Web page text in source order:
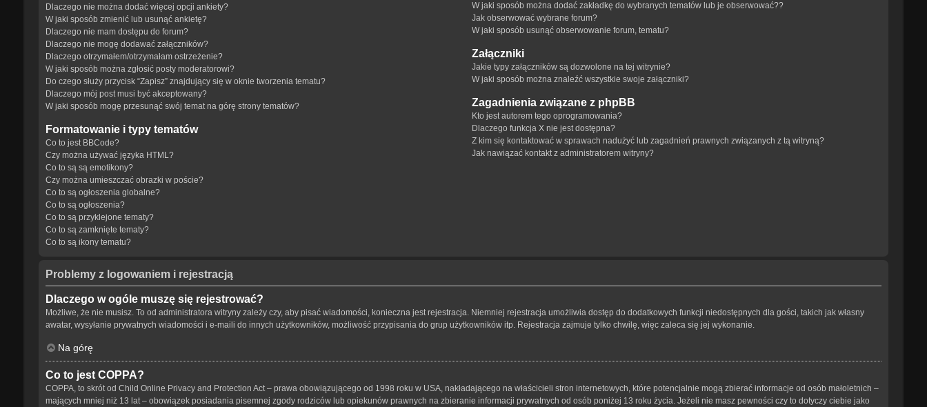
Dlaczego nie można dodać więcej opcji ankiety?
W jaki sposób zmienić lub usunąć ankietę?
Dlaczego nie mam dostępu do forum?
Dlaczego nie mogę dodawać załączników?
Dlaczego otrzymałem/otrzymałam ostrzeżenie?
W jaki sposób można zgłosić posty moderatorowi?
Do czego służy przycisk “Zapisz” znajdujący się w oknie tworzenia tematu?
Dlaczego mój post musi być akceptowany?
W jaki sposób mogę przesunąć swój temat na górę strony tematów?
Formatowanie i typy tematów
Co to jest BBCode?
Czy można używać języka HTML?
Co to są są emotikony?
Czy można umieszczać obrazki w poście?
Co to są ogłoszenia globalne?
Co to są ogłoszenia?
Co to są przyklejone tematy?
Co to są zamknięte tematy?
Co to są ikony tematu?
W jaki sposób można dodać zakładkę do wybranych tematów lub je obserwować??
Jak obserwować wybrane forum?
W jaki sposób usunąć obserwowanie forum, tematu?
Załączniki
Jakie typy załączników są dozwolone na tej witrynie?
W jaki sposób można znaleźć wszystkie swoje załączniki?
Zagadnienia związane z phpBB
Kto jest autorem tego oprogramowania?
Dlaczego funkcja X nie jest dostępna?
Z kim się kontaktować w sprawach nadużyć lub zagadnień prawnych związanych z tą witryną?
Jak nawiązać kontakt z administratorem witryny?
Problemy z logowaniem i rejestracją
Dlaczego w ogóle muszę się rejestrować?
Możliwe, że nie musisz. To od administratora witryny zależy czy, aby pisać wiadomości, konieczna jest rejestracja. Niemniej rejestracja umożliwia dostęp do dodatkowych funkcji niedostępnych dla gości, takich jak własny
awatar, wysyłanie prywatnych wiadomości i e-maili do innych użytkowników, możliwość przypisania do grup użytkowników itp. Rejestracja zajmuje tylko chwilę, więc zaleca się jej wykonanie.
Na górę
Co to jest COPPA?
COPPA, to skrót od Child Online Privacy and Protection Act – prawa obowiązującego od 1998 roku w USA, nakładającego na właścicieli stron internetowych, które potencjalnie mogą zbierać informacje od osób małoletnich –
mających mniej niż 13 lat – obowiązek posiadania pisemnej zgody rodziców lub opiekunów prawnych na zbieranie informacji prywatnych od osób poniżej 13 roku życia. Jeżeli nie masz pewności czy to dotyczy ciebie jako